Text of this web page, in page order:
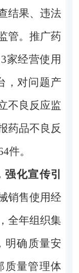
结果、违法
管。推广药
3家经营使用
，对问题产
不良反应监
药品不良反
件。
强化宣传引
销售使用经
全年组织集
明确质量安
质量管理体